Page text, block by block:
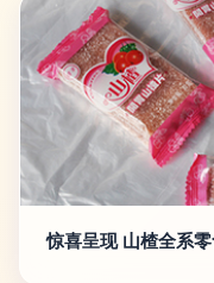
惊喜呈现 山楂全系